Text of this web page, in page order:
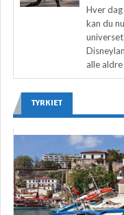
Hver
kan du
alle
TYRKIET